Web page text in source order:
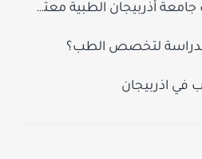
في اذربيجان